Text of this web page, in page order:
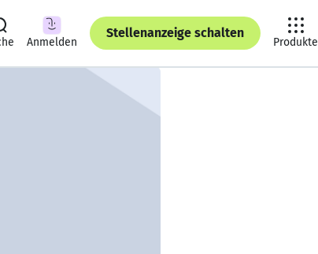
Anmelden
Stellenanzeige schalten
Produkte